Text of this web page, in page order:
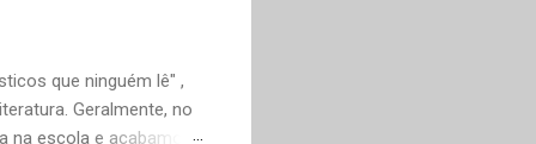
que ninguém lê" ,
Geralmente, no
escola e acabamos